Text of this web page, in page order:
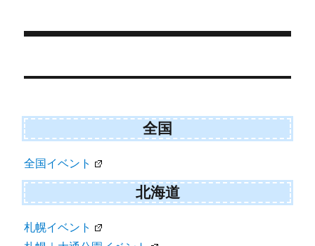
r
navigation
全国
全国イベント
北海道
札幌イベント